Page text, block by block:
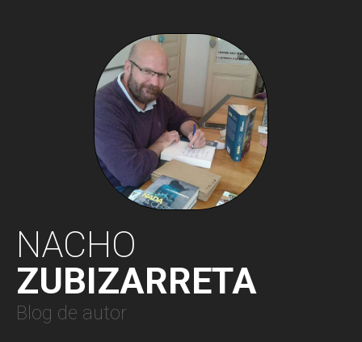
NACHO
ZUBIZARRETA
Blog de autor